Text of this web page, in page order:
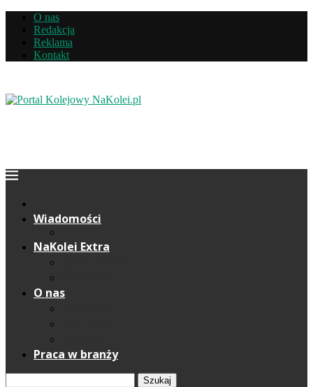
O nas
Redakcja
Reklama
Kontakt
Wiadomości
NaKolei Extra
O nas
Praca w branży
Szukaj